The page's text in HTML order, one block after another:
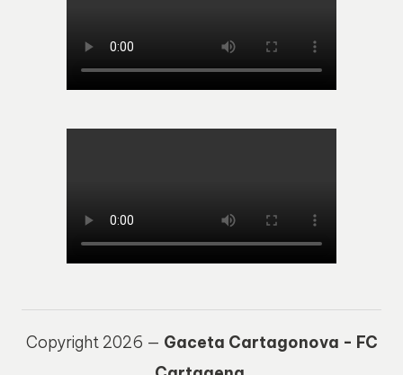
Copyright 2026 — Gaceta Cartagonova - FC